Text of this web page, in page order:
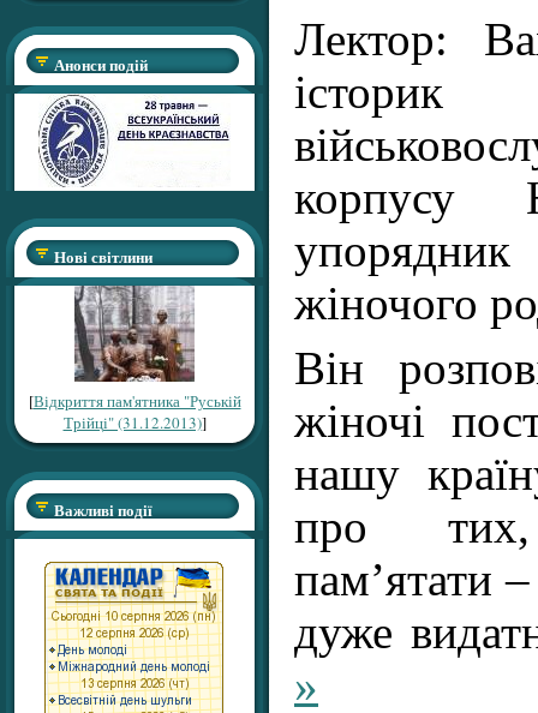
Анонси подій
Нові світлини
[Відкриття пам'ятника "Руській
Трійці" (31.12.2013)]
Важливі події
Лектор:
корпусу
жіночого
Він
жіночі
нашу
про
пам’ятати
дуже
»